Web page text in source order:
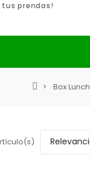
tus prendas!
Box Lunch